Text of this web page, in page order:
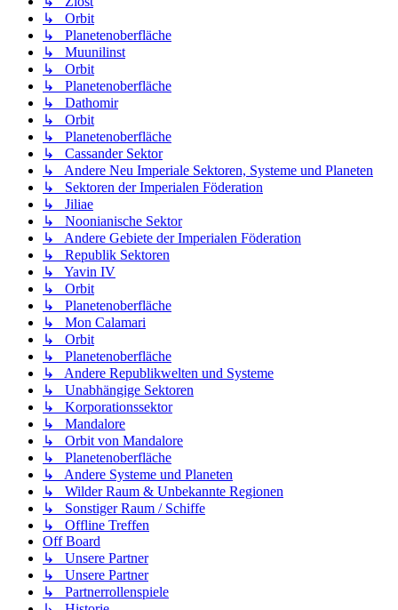
↳ Orbit
↳ Planetenoberfläche
↳ Muunilinst
↳ Orbit
↳ Planetenoberfläche
↳ Dathomir
↳ Orbit
↳ Planetenoberfläche
↳ Cassander Sektor
↳ Andere Neu Imperiale Sektoren, Systeme und Planeten
↳ Sektoren der Imperialen Föderation
↳ Jiliae
↳ Noonianische Sektor
↳ Andere Gebiete der Imperialen Föderation
↳ Republik Sektoren
↳ Yavin IV
↳ Orbit
↳ Planetenoberfläche
↳ Mon Calamari
↳ Orbit
↳ Planetenoberfläche
↳ Andere Republikwelten und Systeme
↳ Unabhängige Sektoren
↳ Korporationssektor
↳ Mandalore
↳ Orbit von Mandalore
↳ Planetenoberfläche
↳ Andere Systeme und Planeten
↳ Wilder Raum & Unbekannte Regionen
↳ Sonstiger Raum / Schiffe
↳ Offline Treffen
Off Board
↳ Unsere Partner
↳ Unsere Partner
↳ Partnerrollenspiele